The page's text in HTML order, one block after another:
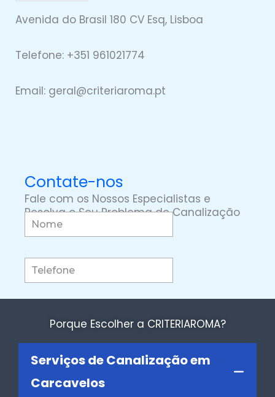
Avenida do Brasil 180 CV Esq, Lisboa
Telefone: +351 961021774
Email: geral@criteriaroma.pt
Contate-nos
Fale com os Nossos Especialistas e
Resolva o Seu Problema de Canalização
Porque Escolher a CRITERIAROMA?
Serviços de Canalização em
Carcavelos